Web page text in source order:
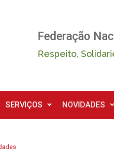
Federação
Respeito,
SERVIÇOS NOVIDADES